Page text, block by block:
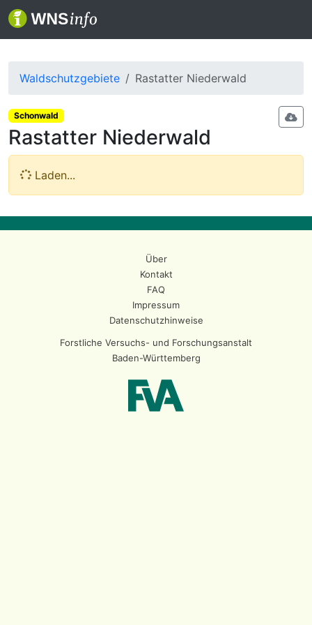
Waldschutzgebiete Rastatter Niederwald
Schonwald
Rastatter Niederwald
Laden...
Über
Kontakt
FAQ
Impressum
Datenschutzhinweise
Forstliche Versuchs- und Forschungsanstalt
Baden-Württemberg